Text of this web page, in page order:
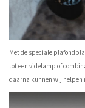
Met de speciale
tot een videlamp of
daarna kunnen wij helpen